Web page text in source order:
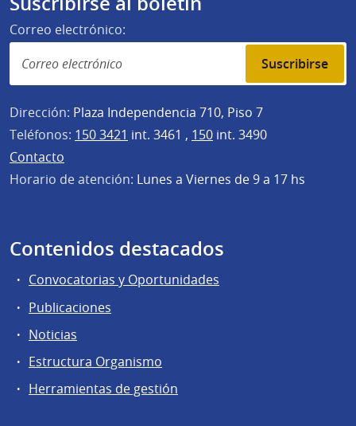
Correo electrónico:
Suscribirse
Dirección: Plaza Independencia 710, Piso 7
Teléfonos: 150 3421 int. 3461 , 150 int. 3490
Contacto
Horario de atención: Lunes a Viernes de 9 a 17 hs
Contenidos destacados
Convocatorias y Oportunidades
Publicaciones
Noticias
Estructura Organismo
Herramientas de gestión